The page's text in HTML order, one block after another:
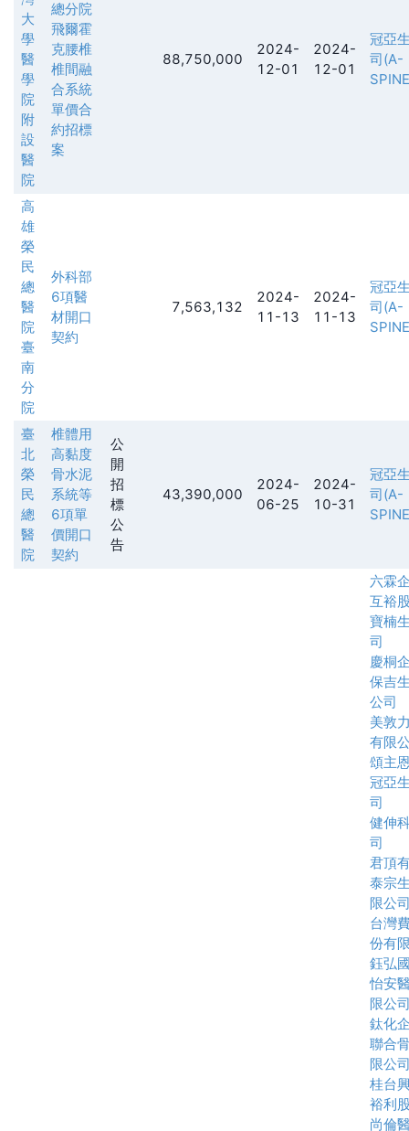
大
學
醫
學
院
附
設
醫
院
總分院
飛爾霍
克腰椎
椎間融
合系統
單價合
約招標
案
88,750,000
2024-
12-01
2024-
12-01
冠亞
司(A-
高
雄
榮
民
總
醫
院
臺
南
分
院
外科部
6項醫
材開口
契約
7,563,132
2024-
11-13
2024-
11-13
冠亞
司(A-
臺
北
榮
民
總
醫
院
椎體用
高黏度
骨水泥
系統等
6項單
價開口
契約
公
開
招
標
公
告
43,390,000
2024-
06-25
2024-
10-31
冠亞
司(A-
六霖
互裕
寶楠
司
慶桐
保吉
公司
美敦
有限
頌主
冠亞
司
健伸
司
君頂
泰宗
限公
台灣
份有
鈺弘
怡安
限公
鈦化
聯合
限公
桂台
裕利
尚倫